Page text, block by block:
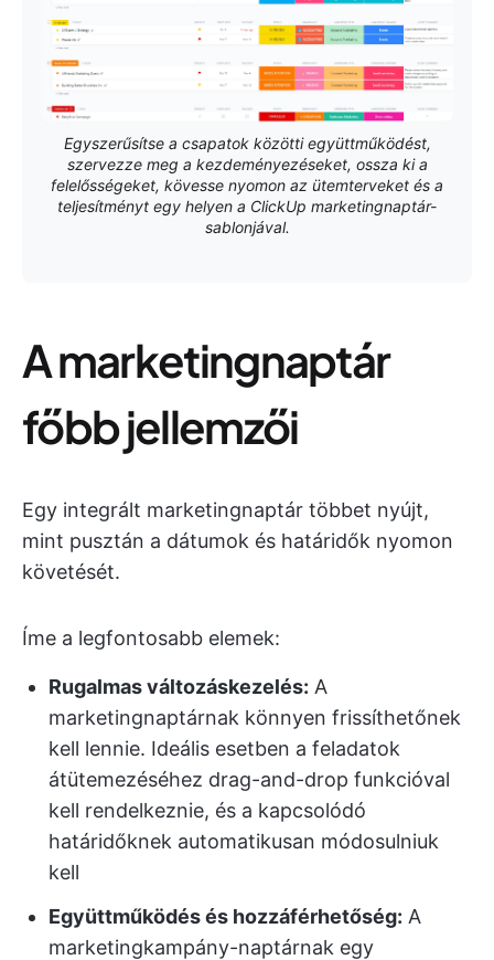
Egyszerűsítse a csapatok közötti együttműködést,
szervezze meg a kezdeményezéseket, ossza ki a
felelősségeket, kövesse nyomon az ütemterveket és a
teljesítményt egy helyen a ClickUp marketingnaptár-
sablonjával.
A marketingnaptár
főbb jellemzői
Egy integrált marketingnaptár többet nyújt,
mint pusztán a dátumok és határidők nyomon
követését.
Íme a legfontosabb elemek:
Rugalmas változáskezelés: A
marketingnaptárnak könnyen frissíthetőnek
kell lennie. Ideális esetben a feladatok
átütemezéséhez drag-and-drop funkcióval
kell rendelkeznie, és a kapcsolódó
határidőknek automatikusan módosulniuk
kell
Együttműködés és hozzáférhetőség: A
marketingkampány-naptárnak egy